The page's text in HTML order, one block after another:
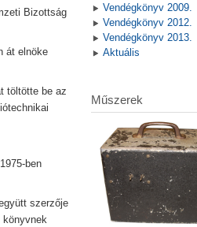
Bizottság
át elnöke
töltötte be az
ben
szerzője
könyvnek
Vendégkönyv 2009.
Vendégkönyv 2012.
Vendégkönyv 2013.
Aktuális
Műszerek